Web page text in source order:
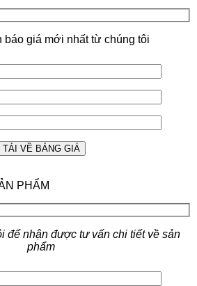
báo giá mới nhất từ chúng tôi
PHẨM
để nhận được tư vấn chi tiết về sản
phẩm